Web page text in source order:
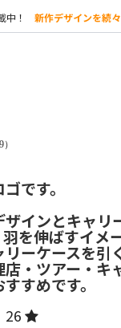
中！ 新作デザインを続
です。
インとキャリ
を伸ばすイメ
ーケースを引
・ツアー・キ
すめです。
26